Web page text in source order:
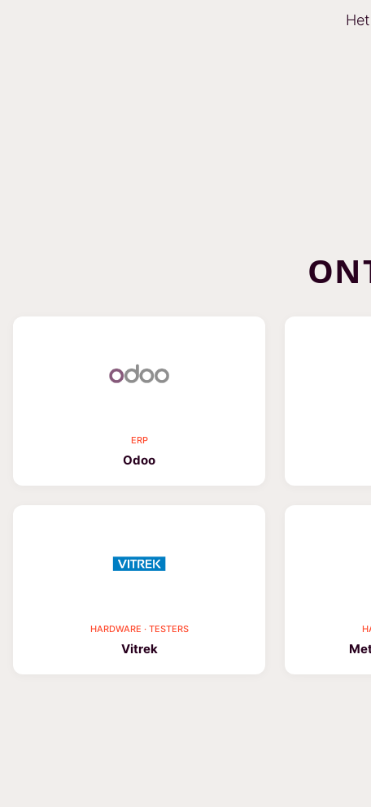
ERP
Odoo
HARDWARE · TESTERS
Vitrek